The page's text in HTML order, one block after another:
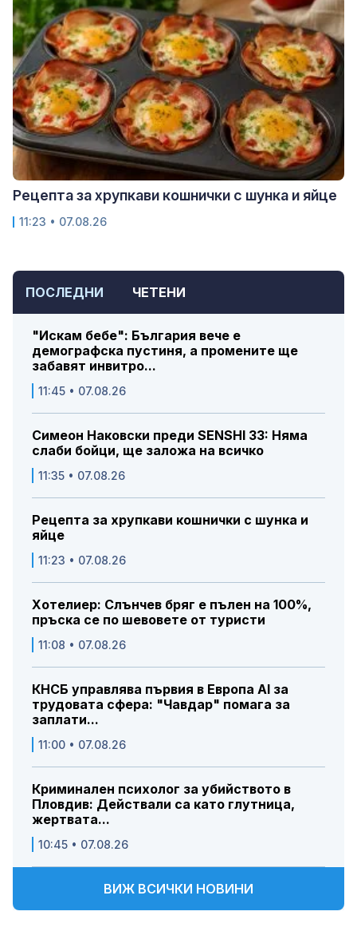
ПОСЛЕДНИ ЧЕТЕНИ
"Искам бебе": България вече е
демографска пустиня, а промените ще
забавят инвитро...
11:45 • 07.08.26
Симеон Наковски преди SENSHI 33: Няма
слаби бойци, ще заложа на всичко
11:35 • 07.08.26
Рецепта за хрупкави кошнички с шунка и
яйце
11:23 • 07.08.26
Хотелиер: Слънчев бряг е пълен на 100%,
пръска се по шевовете от туристи
11:08 • 07.08.26
КНСБ управлява първия в Европа AI за
трудовата сфера: "Чавдар" помага за
заплати...
11:00 • 07.08.26
Криминален психолог за убийството в
Пловдив: Действали са като глутница,
жертвата...
10:45 • 07.08.26
ВИЖ ВСИЧКИ НОВИНИ
Рецепта за хрупкави кошнички с шунка и яйце
11:23 • 07.08.26